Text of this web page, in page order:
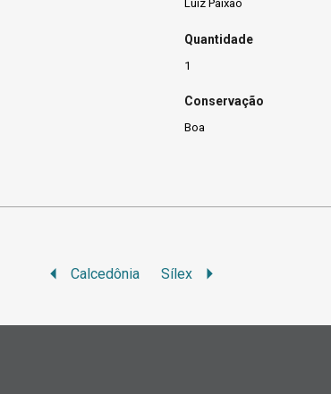
Luiz Paixão
Quantidade
1
Conservação
Boa
Calcedônia Sílex